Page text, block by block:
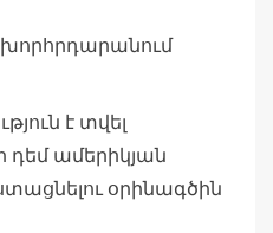
խորհրդարանում
է տվել
ամերիկյան
օրինագծին